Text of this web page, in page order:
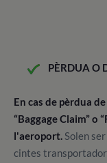
PÈRDUA O
En cas de pèrdua
“Baggage Claim” o
l'aeroport.Solen
cintes